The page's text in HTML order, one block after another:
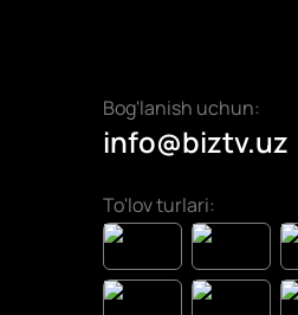
Bog'lanish uchun:
info@biztv.uz
To'lov turlari: